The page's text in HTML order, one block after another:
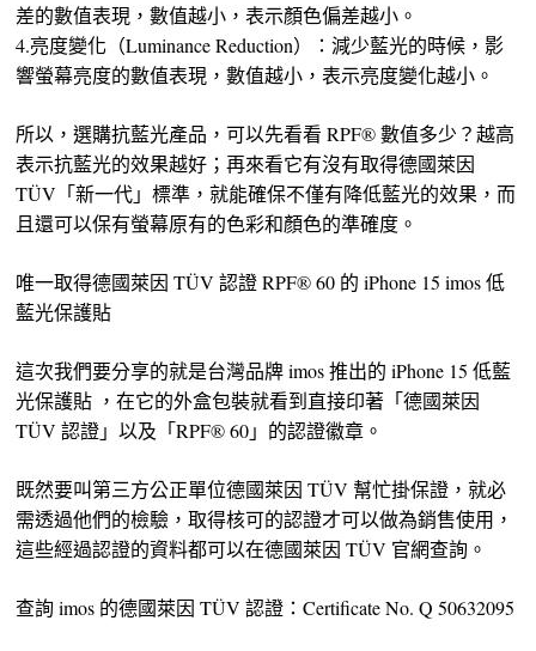
差的數值表現，數值越小，表示顏色偏差越小。
4.亮度變化（Luminance Reduction）：減少藍光的時候，影
響螢幕亮度的數值表現，數值越小，表示亮度變化越小。
所以，選購抗藍光產品，可以先看看 RPF® 數值多少？越高
表示抗藍光的效果越好；再來看它有沒有取得德國萊因
TÜV「新一代」標準，就能確保不僅有降低藍光的效果，而
且還可以保有螢幕原有的色彩和顏色的準確度。
唯一取得德國萊因 TÜV 認證 RPF® 60 的 iPhone 15 imos 低
藍光保護貼
這次我們要分享的就是台灣品牌 imos 推出的 iPhone 15 低藍
光保護貼 ，在它的外盒包裝就看到直接印著「德國萊因
TÜV 認證」以及「RPF® 60」的認證徽章。
既然要叫第三方公正單位德國萊因 TÜV 幫忙掛保證，就必
需透過他們的檢驗，取得核可的認證才可以做為銷售使用，
這些經過認證的資料都可以在德國萊因 TÜV 官網查詢。
查詢 imos 的德國萊因 TÜV 認證：Certificate No. Q 50632095